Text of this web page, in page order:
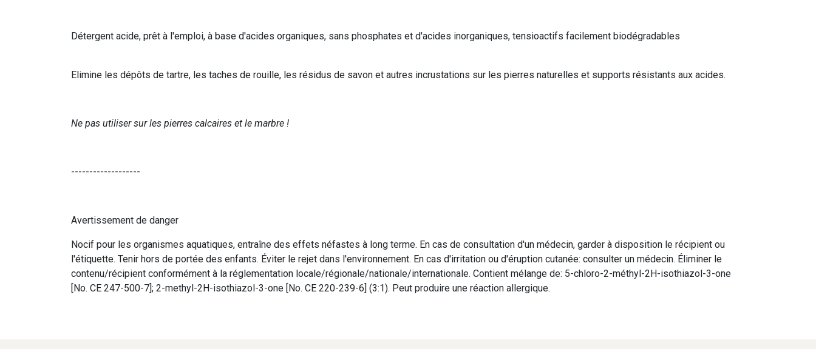
Détergent acide, prêt à l'emploi, à base d'acides organiques, sans phosphates et d'acides inorganiques, tensioactifs facilement biodégradables
Elimine les dépôts de tartre, les taches de rouille, les résidus de savon et autres incrustations sur les pierres naturelles et supports résistants aux acides.
Ne pas utiliser sur les pierres calcaires et le marbre !
-------------------
Avertissement de danger
Nocif pour les organismes aquatiques, entraîne des effets néfastes à long terme. En cas de consultation d'un médecin, garder à disposition le récipient ou
l'étiquette. Tenir hors de portée des enfants. Éviter le rejet dans l'environnement. En cas d'irritation ou d'éruption cutanée: consulter un médecin. Éliminer le
contenu/récipient conformément à la réglementation locale/régionale/nationale/internationale. Contient mélange de: 5-chloro-2-méthyl-2H-isothiazol-3-one
[No. CE 247-500-7]; 2-methyl-2H-isothiazol-3-one [No. CE 220-239-6] (3:1). Peut produire une réaction allergique.